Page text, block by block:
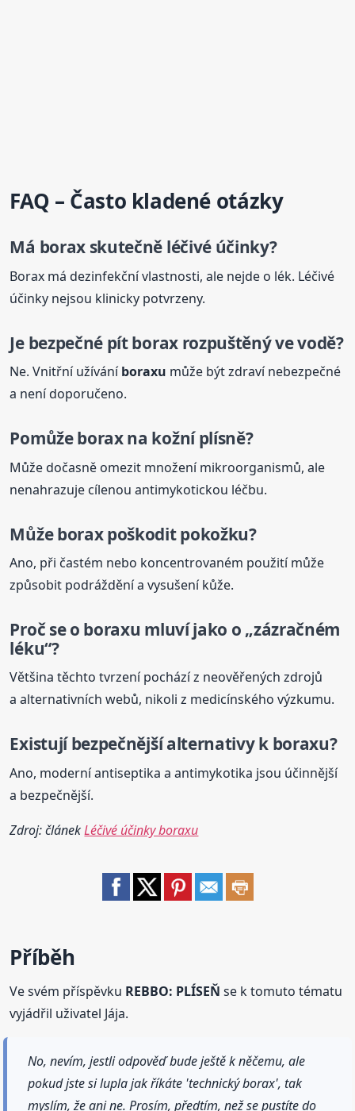
FAQ – Často kladené otázky
Má borax skutečně léčivé účinky?
Borax má dezinfekční vlastnosti, ale nejde o lék. Léčivé
účinky nejsou klinicky potvrzeny.
Je bezpečné pít borax rozpuštěný ve vodě?
Ne. Vnitřní užíváníboraxu může být zdraví nebezpečné
a není doporučeno.
Pomůže borax na kožní plísně?
Může dočasně omezit množení mikroorganismů, ale
nenahrazuje cílenou antimykotickou léčbu.
Může borax poškodit pokožku?
Ano, při častém nebo koncentrovaném použití může
způsobit podráždění a vysušení kůže.
Proč se o boraxu mluví jako o „zázračném
léku“?
Většina těchto tvrzení pochází z neověřených zdrojů
a alternativních webů, nikoli z medicínského výzkumu.
Existují bezpečnější alternativy k boraxu?
Ano, moderní antiseptika a antimykotika jsou účinnější
a bezpečnější.
Zdroj: článekLéčivé účinky boraxu
Příběh
Ve svém příspěvku REBBO: PLÍSEŇ se k tomuto tématu
vyjádřil uživatel Jája.
No, nevím, jestli odpověď bude ještě k něčemu, ale
pokud jste si lupla jak říkáte 'technický borax', tak
myslím, že ani ne. Prosím, předtím, než se pustíte do